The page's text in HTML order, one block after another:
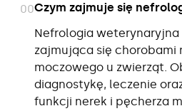
00Czym zajmuje się
Nefrologia weterynaryjna
zajmująca się chorobami
moczowego u zwierząt.
diagnostykę, leczenie
funkcji nerek i pęcherza